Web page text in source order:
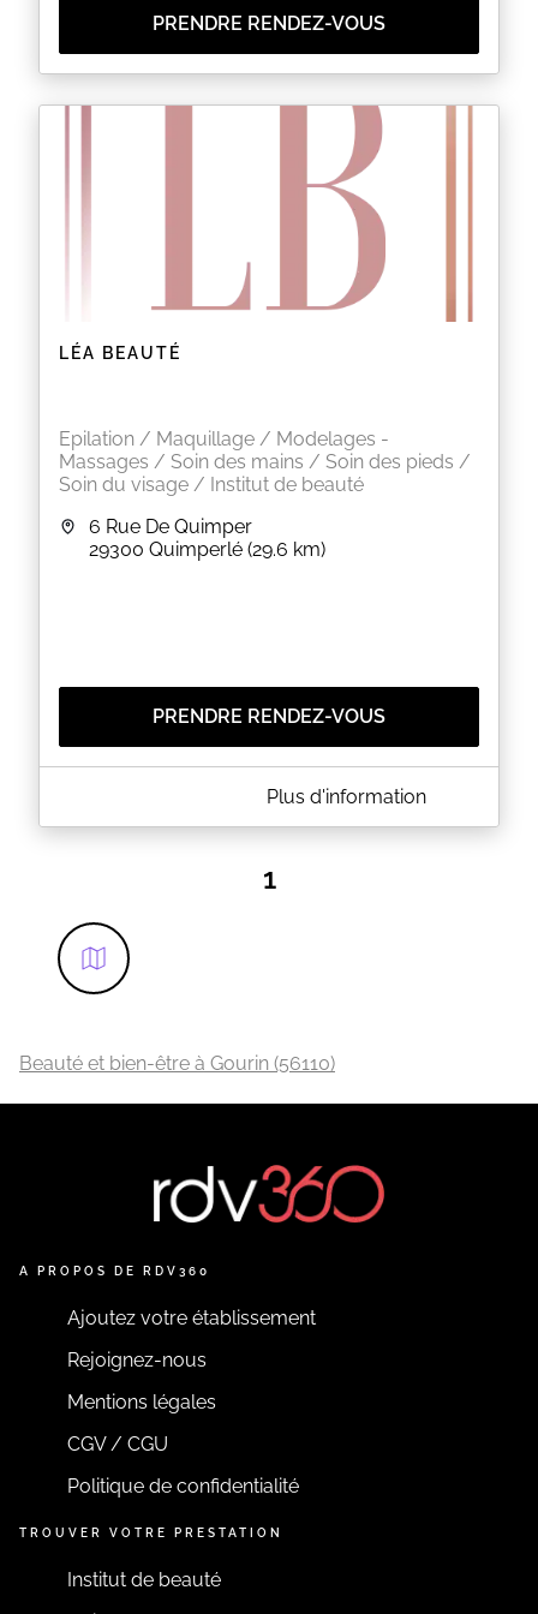
PRENDRE RENDEZ-VOUS
LÉA BEAUTÉ
Epilation / Maquillage / Modelages -
Massages / Soin des mains / Soin des pieds /
Soin du visage / Institut de beauté
6 Rue De Quimper
29300 Quimperlé (29.6 km)
PRENDRE RENDEZ-VOUS
A PROPOS DE LÉA BEAUTÉ
Je vous reçoit en plein centre de Quimperlé pour
Plus d'information
1
Beauté et bien-être à Gourin (56110)
A PROPOS DE RDV360
Ajoutez votre établissement
Rejoignez-nous
Mentions légales
CGV / CGU
Politique de confidentialité
TROUVER VOTRE PRESTATION
Institut de beauté